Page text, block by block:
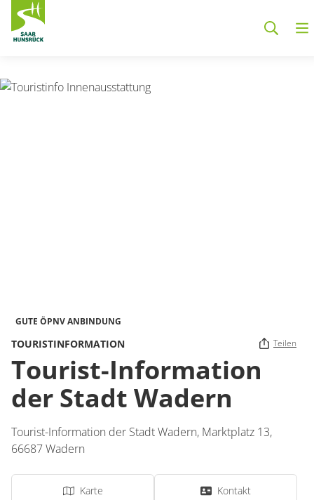
GUTE ÖPNV ANBINDUNG
TOURISTINFORMATION Teilen
Tourist-Information
der Stadt Wadern
Tourist-Information der Stadt Wadern, Marktplatz 13,
66687Wadern
Karte Kontakt